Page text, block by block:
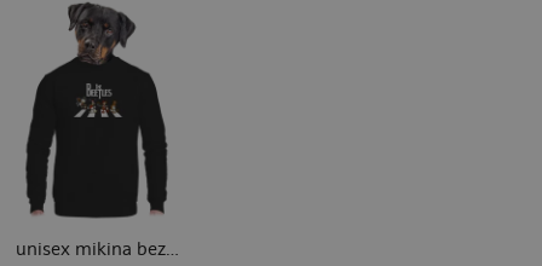
unisex mikina bez kapucne